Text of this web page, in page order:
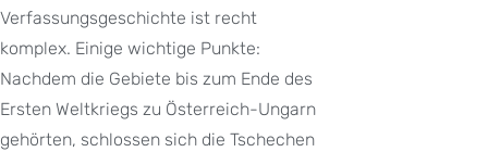
Verfassungsgeschichte ist recht
komplex. Einige wichtige Punkte:
Nachdem die Gebiete bis zum Ende des
Ersten Weltkriegs zu Österreich-Ungarn
gehörten, schlossen sich die Tschechen